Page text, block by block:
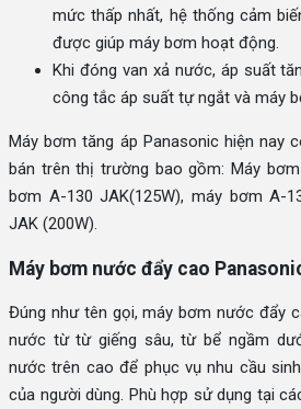
mức thấp nhất, hệ thống cảm
được giúp máy bơm hoạt động.
Khi đóng van xả nước, áp suất
công tắc áp suất tự ngắt và máy
Máy bơm tăng áp Panasonic hiện nay
bán trên thị trường bao gồm: Máy bơm
bơm A-130 JAK(125W), máy bơm A-
JAK (200W).
Máy bơm nước đẩy cao
Đúng như tên gọi, máy bơm nước đẩy
nước từ từ giếng sâu, từ bể ngầm
nước trên cao để phục vụ nhu cầu
của người dùng. Phù hợp sử dụng tại